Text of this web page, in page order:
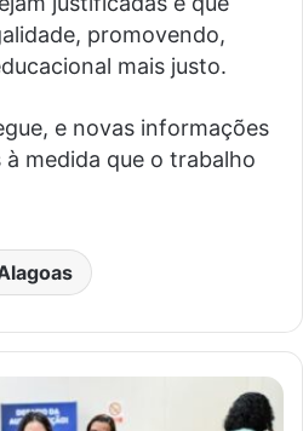
promovendo,
mais justo.
e novas informações
medida que o trabalho